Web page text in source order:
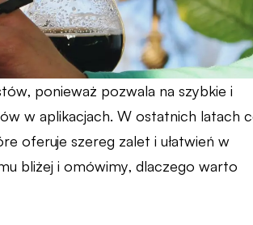
ponieważ pozwala na szybkie i
w aplikacjach. W ostatnich latach
oferuje szereg zalet i ułatwień w
bliżej i omówimy, dlaczego warto